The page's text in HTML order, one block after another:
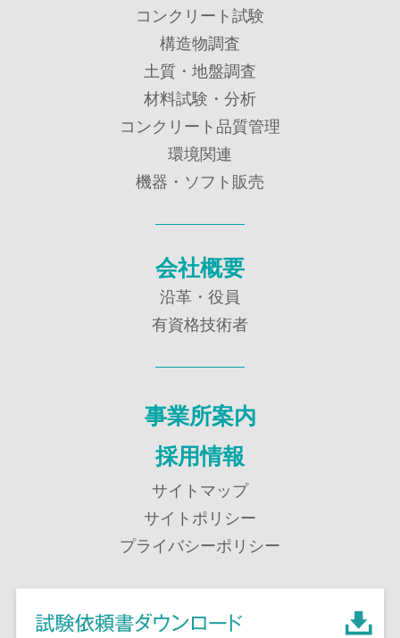
コンクリート試験
構造物調査
土質・地盤調査
材料試験・分析
コンクリート品質管理
環境関連
機器・ソフト販売
会社概要
沿革・役員
有資格技術者
事業所案内
採用情報
サイトマップ
サイトポリシー
プライバシーポリシー